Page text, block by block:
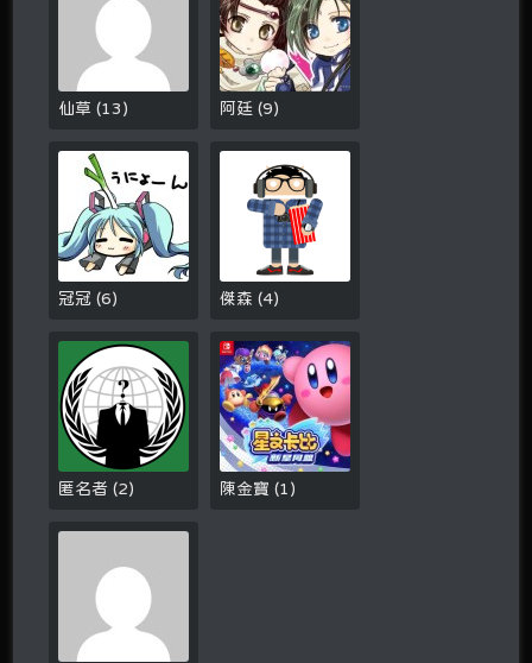
仙草(13 ) 阿廷(9)
冠冠(6) 傑森(4)
匿名者(2) 陳金寶(1 )